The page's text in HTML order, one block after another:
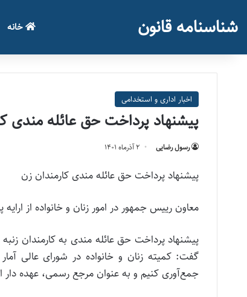
شناسنامه قانون خانه
اخبار اداری و استخدامی
پیشنهاد پرداخت حق عائله مندی
رسول رضایی ۲ آذر‌ماه ۱۴۰۱
پیشنهاد پرداخت حق عائله مندی کارمندان زن
معاون رییس جمهور در امور زنان و خانواده از
پیشنهاد پرداخت حق عائله مندی به کارمندان
گفت: کمیته زنان و خانواده در شورای عالی
جمع‌آوری کنیم و به عنوان مرجع رسمی، عهده دار